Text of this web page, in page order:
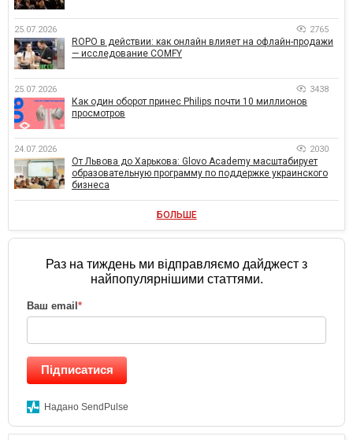
25.07.2026 2765
ROPO в действии: как онлайн влияет на офлайн-продажи
— исследование COMFY
25.07.2026 3438
Как один оборот принес Philips почти 10 миллионов
просмотров
24.07.2026 2030
От Львова до Харькова: Glovo Academy масштабирует
образовательную программу по поддержке украинского
бизнеса
БОЛЬШЕ
Раз на тиждень ми відправляємо дайджест з
найпопулярнішими статтями.
Ваш email*
Підписатися
Надано SendPulse